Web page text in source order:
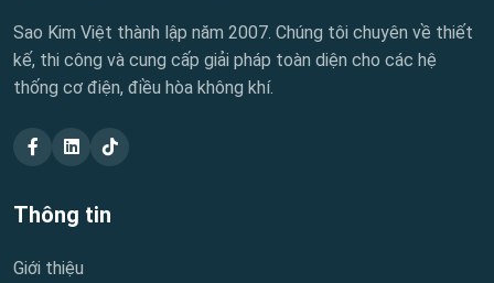
Sao Kim Việt thành lập năm 2007. Chúng tôi chuyên về thiết
kế, thi công và cung cấp giải pháp toàn diện cho các hệ
thống cơ điện, điều hòa không khí.
Thông tin
Giới thiệu